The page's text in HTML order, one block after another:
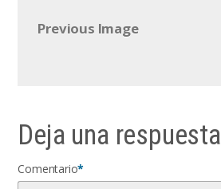
Previous Image
Deja una respuesta
Comentario*